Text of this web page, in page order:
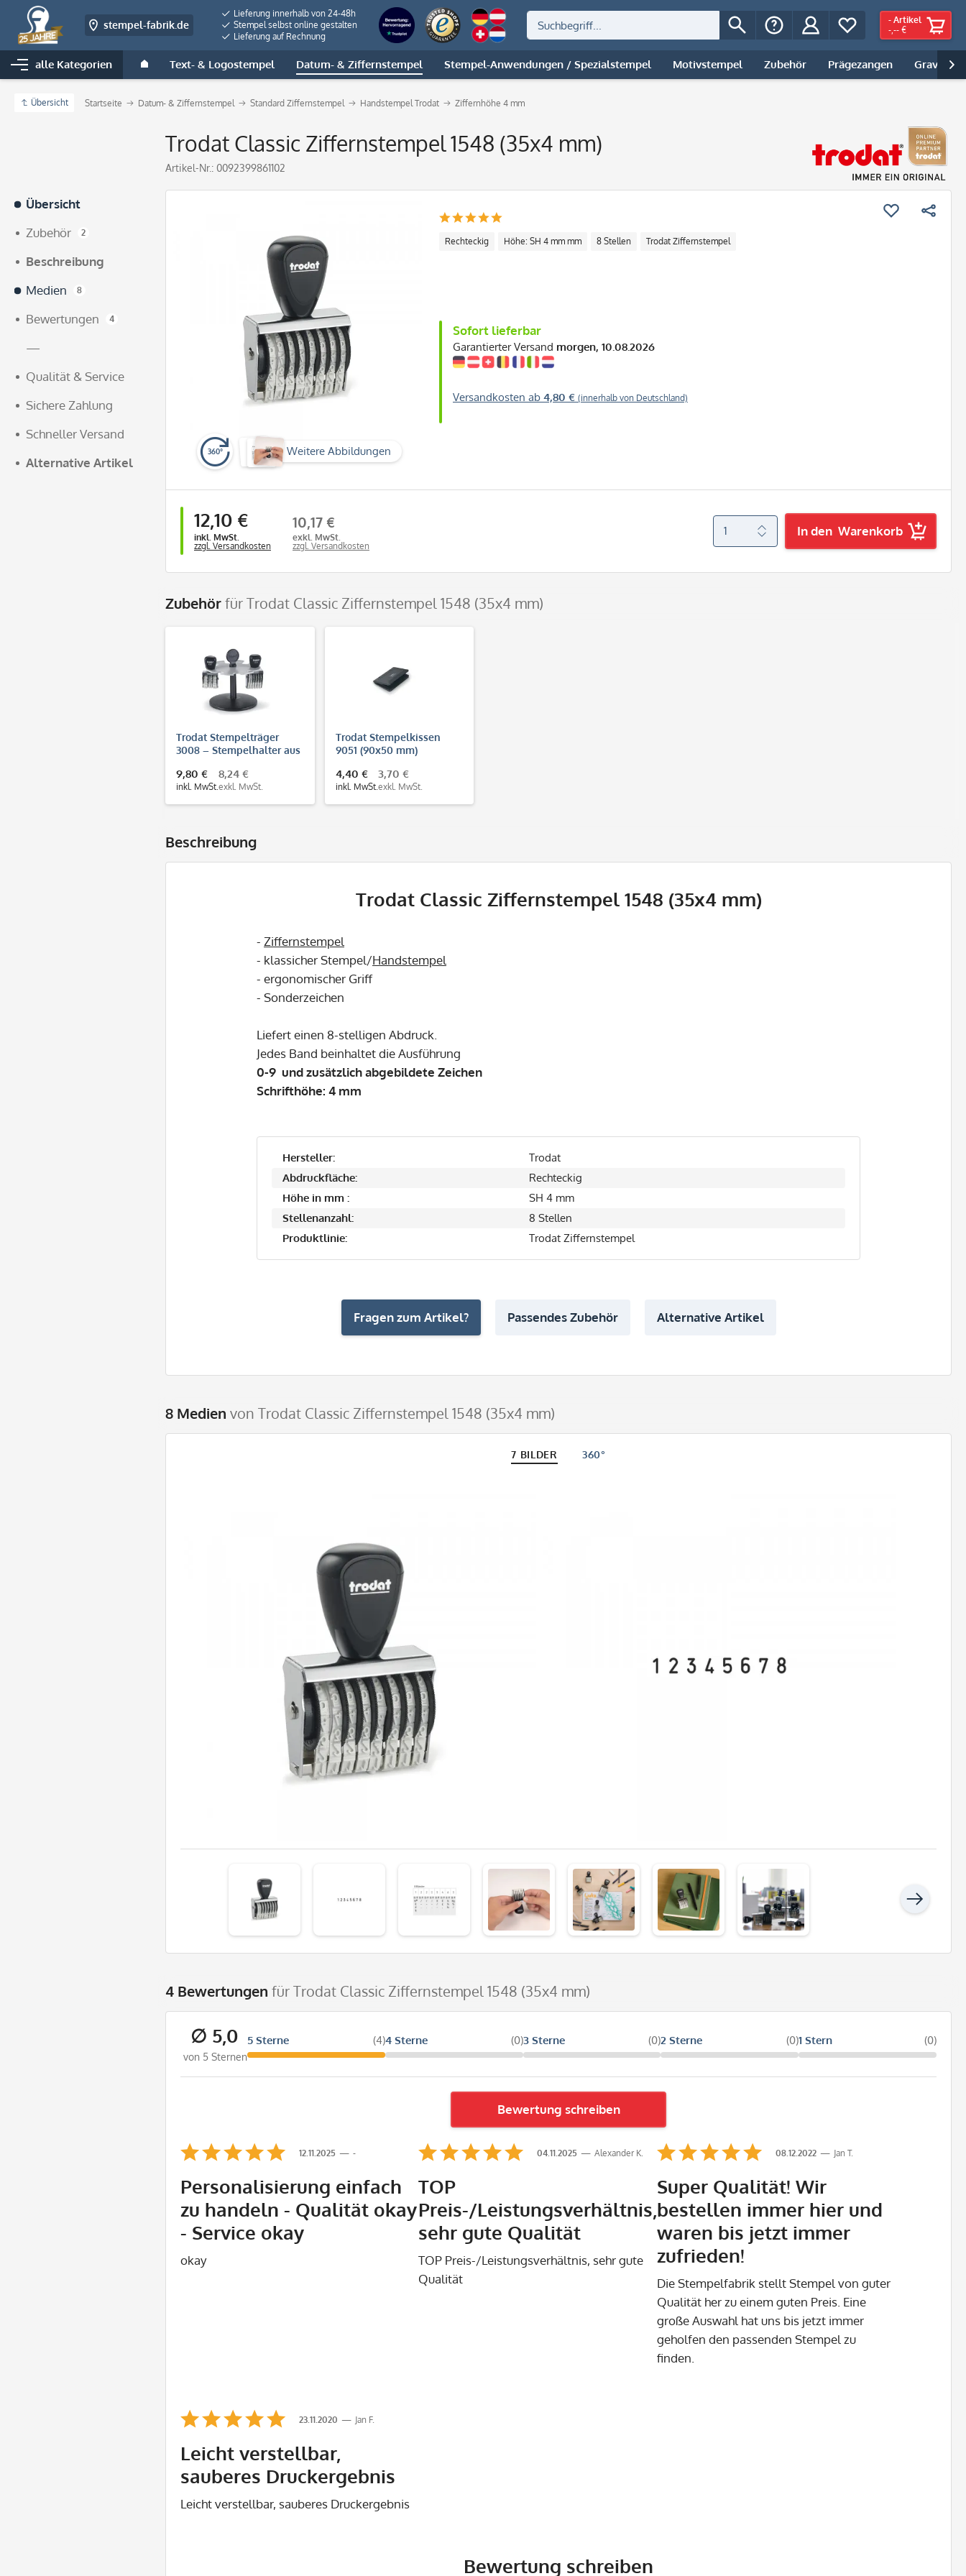
stempel-fabrik.de
Lieferung innerhalb von 24-48h
Stempel selbst online gestalten
Lieferung auf Rechnung
- Artikel
-,-- €
alle Kategorien Text- & Logostempel Datum- & Ziffernstempel Stempel-Anwendungen / Spezialstempel Motivstempel Zubehör Prägezangen Gravur |

Übersicht Startseite Datum- & Ziffernstempel Standard Ziffernstempel Handstempel Trodat Ziffernhöhe 4 mm
Trodat Classic Ziffernstempel 1548 (35x4 mm)
Artikel-Nr.: 0092399861102
Übersicht
Zubehör
2
Beschreibung
Medien
8
Bewertungen 4
—
Qualität & Service
Sichere Zahlung
Schneller Versand
Alternative Artikel
360° Weitere Abbildungen
Rechteckig Höhe: SH 4 mm mm 8 Stellen Trodat Ziffernstempel
Sofort lieferbar
Garantierter Versand morgen, 10.08.2026
Versandkosten ab 4,80 € (innerhalb von Deutschland)
12,10 €
inkl. MwSt.
zzgl. Versandkosten
10,17 €
exkl. MwSt.
zzgl. Versandkosten
In den Warenkorb
Zubehörfür Trodat Classic Ziffernstempel 1548 (35x4 mm)
Trodat Stempelträger
3008 – Stempelhalter aus
Handstempel
9,80 €
inkl. MwSt.
8,24 €
exkl. MwSt.
Trodat Stempelkissen
9051 (90x50 mm)
11798)
4,40 €
inkl. MwSt.
3,70 €
exkl. MwSt.
Beschreibung
Trodat Classic Ziffernstempel 1548 (35x4 mm)
- Ziffernstempel
- klassicher Stempel/Handstempel
- ergonomischer Griff
- Sonderzeichen
Liefert einen 8-stelligen Abdruck.
Jedes Band beinhaltet die Ausführung
0-9 und zusätzlich abgebildete Zeichen
Schrifthöhe: 4 mm
Hersteller:
Trodat
Abdruckfläche:
Rechteckig
Höhe in mm :
SH 4 mm
Stellenanzahl:
8 Stellen
Produktlinie:
Trodat Ziffernstempel
Fragen zum Artikel? Passendes Zubehör Alternative Artikel
8 Medien von Trodat Classic Ziffernstempel 1548 (35x4 mm)
7 BILDER 360°
4 Bewertungen für Trodat Classic Ziffernstempel 1548 (35x4 mm)
∅ 5,0
von 5 Sternen
5 Sterne (4)4 Sterne (0)3 Sterne (0)2 Sterne (0)1 Stern (0)
Bewertung schreiben
-
12.11.2025
Personalisierung einfach
zu handeln - Qualität okay
- Service okay
okay
Alexander K.
04.11.2025
TOP
Preis-/Leistungsverhältnis,
sehr gute Qualität
TOP Preis-/Leistungsverhältnis, sehr gute
Qualität
Jan T.
08.12.2022
Super Qualität! Wir
bestellen immer hier und
waren bis jetzt immer
zufrieden!
Die Stempelfabrik stellt Stempel von guter
Qualität her zu einem guten Preis. Eine
große Auswahl hat uns bis jetzt immer
geholfen den passenden Stempel zu
finden.
Jan F.
23.11.2020
Leicht verstellbar,
sauberes Druckergebnis
Leicht verstellbar, sauberes Druckergebnis
Bewertung schreiben